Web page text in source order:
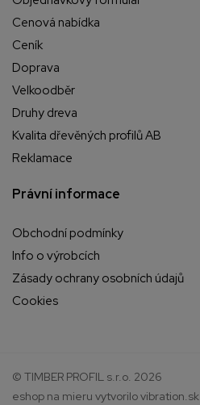
Cenová nabídka
Ceník
Doprava
Velkoodběr
Druhy dreva
Kvalita dřevěných profilů AB
Reklamace
Právní informace
Obchodní podmínky
Info o výrobcích
Zásady ochrany osobních údajů
Cookies
© TIMBER PROFIL s.r.o. 2026
eshop na mieru vytvorilovibration.sk